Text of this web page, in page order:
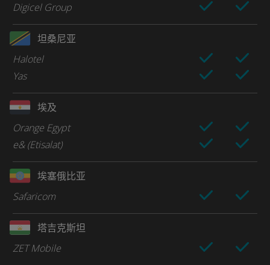
Digicel Group
坦桑尼亚
Halotel
Yas
埃及
Orange Egypt
e& (Etisalat)
埃塞俄比亚
Safaricom
塔吉克斯坦
ZET Mobile